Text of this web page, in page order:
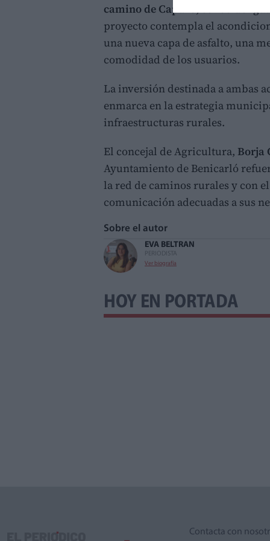
camino de Capuro
proyecto contempla el
una nueva capa de asfalto, una
comodidad de los usuarios.
La inversión destinada a ambas
enmarca en la estrategia
infraestructuras rurales.
El concejal de Agricultura, Borja
Ayuntamiento de Benicarló
la red de caminos rurales y con
comunicación adecuadas a sus
Sobre el autor
EVA BELTRAN
PERIODISTA
Ver biografía
HOY EN PORTADA
Contacta con